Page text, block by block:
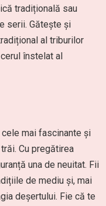
tradițională sau
serii. Gătește și
al triburilor
înstelat al
mai fascinante și
Cu pregătirea
una de neuitat. Fii
de mediu și, mai
deșertului. Fie că te